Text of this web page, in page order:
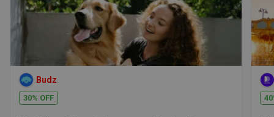
Budz
30% OFF